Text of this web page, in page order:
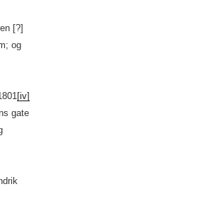
[?]
og
[iv]
gate